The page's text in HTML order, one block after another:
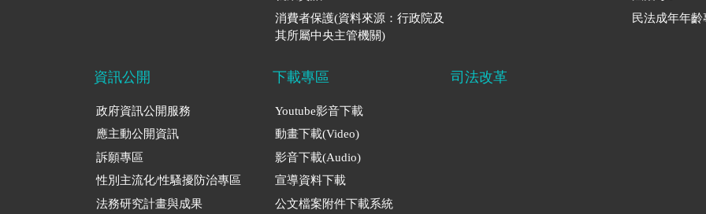
消費者保護(資料來源：行政院及
其所屬中央主管機關)
民法成年年齡
資訊公開
政府資訊公開服務
應主動公開資訊
訴願專區
性別主流化/性騷擾防治專區
法務研究計畫與成果
下載專區
Youtube影音下載
動畫下載(Video)
影音下載(Audio)
宣導資料下載
公文檔案附件下載系統
司法改革